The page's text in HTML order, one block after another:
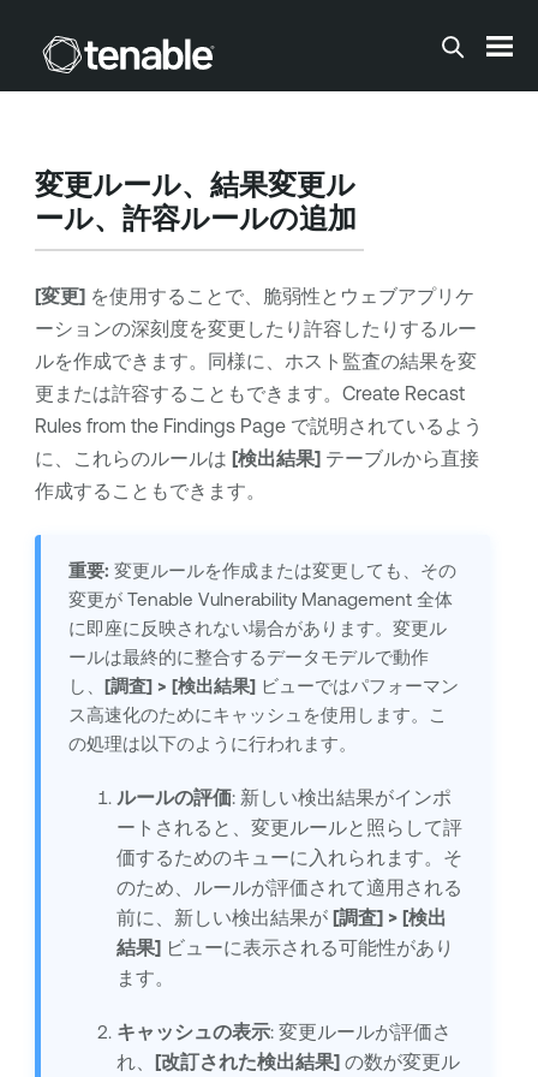
メインコンテンツに移動する
変更ルール、結果変更ル
ール、許容ルールの追加
[変更]を使用することで、脆弱性とウェブアプリケ
ーションの深刻度を変更したり許容したりするルー
ルを作成できます。同様に、ホスト監査の結果を変
更または許容することもできます。Create Recast
Rules from the Findings Page で説明されているよう
に、これらのルールは [検出結果]テーブルから直接
作成することもできます。
重要: 変更ルールを作成または変更しても、その
変更が Tenable Vulnerability Management全体
に即座に反映されない場合があります。変更ル
ールは最終的に整合するデータモデルで動作
し、 [調査] > [検出結果]ビューではパフォーマン
ス高速化のためにキャッシュを使用します。こ
の処理は以下のように行われます。
ルールの評価: 新しい検出結果がインポ
ートされると、変更ルールと照らして評
価するためのキューに入れられます。そ
のため、ルールが評価されて適用される
前に、新しい検出結果が [調査] > [検出
結果]ビューに表示される可能性があり
ます。
キャッシュの表示: 変更ルールが評価さ
れ、 [改訂された検出結果]の数が変更ル